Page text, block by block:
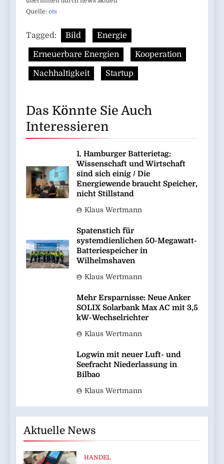
Quelle: ots
Tagged: Bild Energie
Erneuerbare Energien Kooperation
Nachhaltigkeit Startup
Das Könnte Sie Auch
Interessieren
1. Hamburger Batterietag:
Wissenschaft und Wirtschaft
sind sich einig / Die
Energiewende braucht Speicher,
nicht Stillstand
Klaus Wertmann
Spatenstich für
systemdienlichen 50-Megawatt-
Batteriespeicher in
Wilhelmshaven
Klaus Wertmann
Mehr Ersparnisse: Neue Anker
SOLIX Solarbank Max AC mit 3,5
kW-Wechselrichter
Klaus Wertmann
Logwin mit neuer Luft- und
Seefracht Niederlassung in
Bilbao
Klaus Wertmann
Aktuelle News
HANDEL